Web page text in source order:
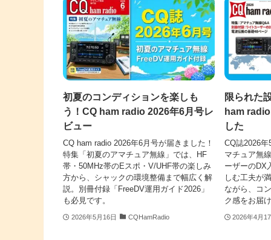
初夏のコンディションを楽しも
う！CQ ham radio 2026年6月号レ
ビュー
CQ ham radio 2026年6月号が届きました！
特集「初夏のアマチュア無線」では、HF
帯・50MHz帯のEスポ・V/UHF帯の楽しみ
方から、シャックの環境整備まで幅広く解
説。別冊付録「FreeDV運用ガイド2026」
も必見です。
2026年5月16日 CQHamRadio
限られた
ham
した
CQ誌2026
マチュア無
ーザーのDX
しむ工夫が
ながら、コ
ク感をお届
2026年4月